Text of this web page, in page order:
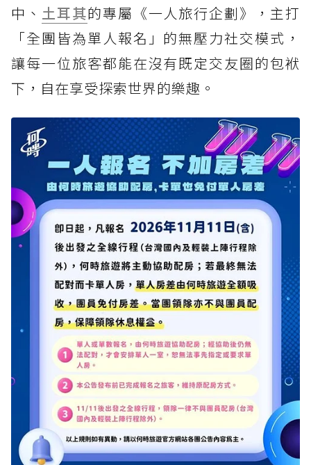
中、 土耳其的專屬《一人旅行企劃》，主打
「全團皆為單人報名」的無壓力社交模式，
讓每一位旅客都能在沒有既定交友圈的包袱
下，自在享受探索世界的樂趣。